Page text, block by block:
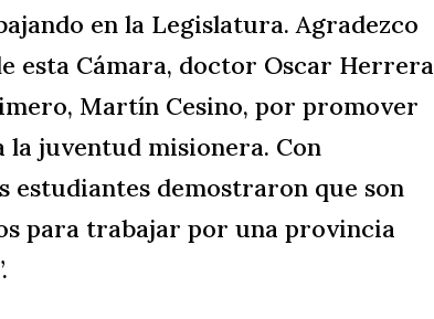
en la Legislatura. Agradezco
esta Cámara, doctor Oscar Herrera
Martín Cesino, por promover
juventud misionera. Con
estudiantes demostraron que son
para trabajar por una provincia